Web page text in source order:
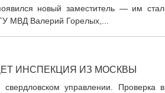
новый заместитель — им стал
МВД Валерий Горелых,...
ИНСПЕКЦИЯ ИЗ МОСКВЫ
управлении. Проверка в